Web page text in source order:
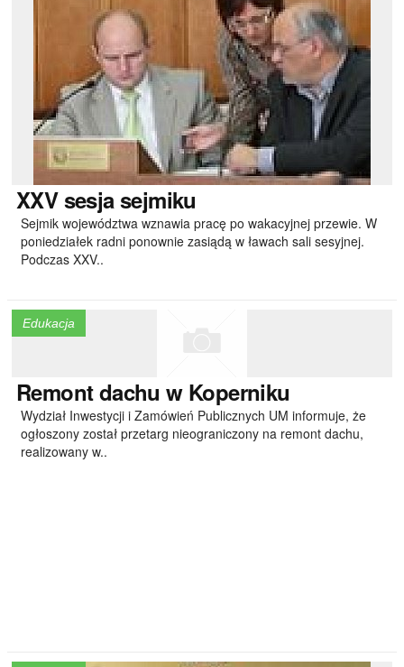
XXVsesja sejmiku
Sejmik województwa wznawia pracę po wakacyjnej przewie. W
poniedziałek radni ponownie zasiądą w ławach sali sesyjnej.
Podczas XXV..
Edukacja
Remontdachu w Koperniku
Wydział Inwestycji i Zamówień Publicznych UM informuje, że
ogłoszony został przetarg nieograniczony na remont dachu,
realizowany w..